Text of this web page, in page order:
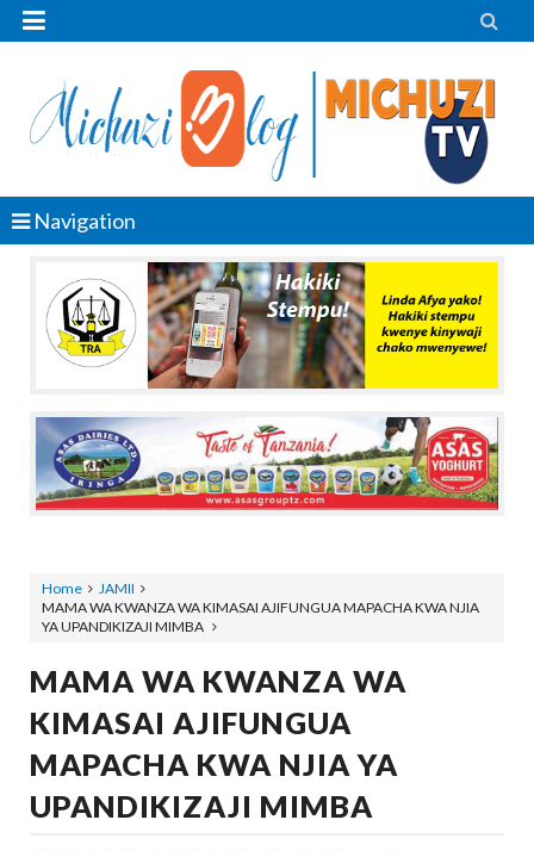
 
Navigation
Home
JAMII
MAMA WA KWANZA WA KIMASAI AJIFUNGUA MAPACHA KWA NJIA
YA UPANDIKIZAJI MIMBA
MAMA WA KWANZA WA
KIMASAI AJIFUNGUA
MAPACHA KWA NJIA YA
UPANDIKIZAJI MIMBA